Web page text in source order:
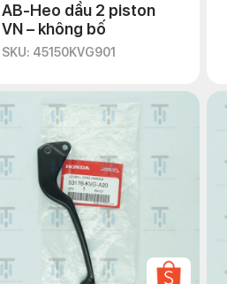
AB-Heo dầu 2 piston
VN – không bố
SKU: 45150KVG901